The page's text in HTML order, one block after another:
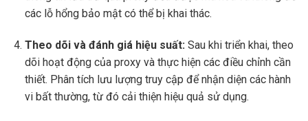
các lỗ hổng bảo mật có thể bị khai thác.
Theo dõi và đánh giá hiệu suất: Sau khi triển khai, theo
dõi hoạt động của proxy và thực hiện các điều chỉnh cần
thiết. Phân tích lưu lượng truy cập để nhận diện các hành
vi bất thường, từ đó cải thiện hiệu quả sử dụng.